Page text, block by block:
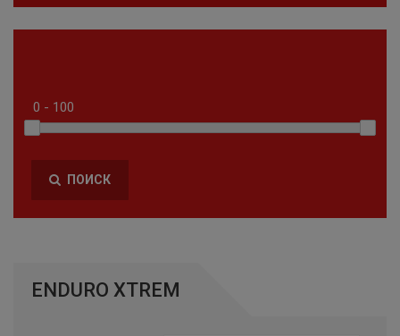
PILOT ALPIN 5 SUV ZP
PILOT SPORT A/S PLUS
ПОИСК
ENDURO XTREM